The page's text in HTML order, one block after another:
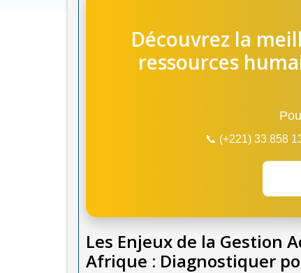
Découvrez la
ressources
📞 (+221) 33 858
Les Enjeux de la Gestion
Afrique : Diagnostiquer